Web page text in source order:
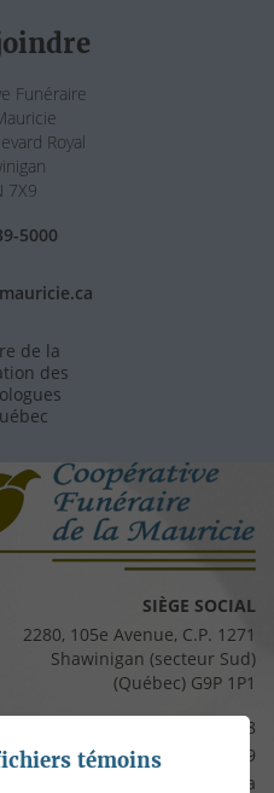
Funéraire
Royal
7X9
5000
de la
des
SIÈGE SOCIAL
2280, 105e Avenue, C.P. 1271
Shawinigan (secteur Sud)
(Québec) G9P 1P1
819 537-8828
Télécopieur :819 537-8829
clients@cfmauricie.ca
témoins